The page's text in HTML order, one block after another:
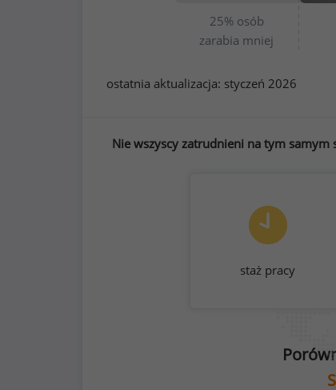
25% osób
zarabia mniej
ostatnia aktualizacja: styczeń 2026
Nie wszyscy zatrudnieni na tym
staż pracy